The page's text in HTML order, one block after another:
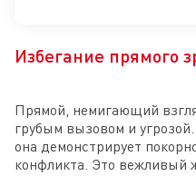
Избегание прямого
Прямой, немигающий
грубым вызовом и
она демонстрирует
конфликта. Это вежливый